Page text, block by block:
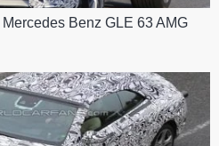
Benz GLE 63 AMG